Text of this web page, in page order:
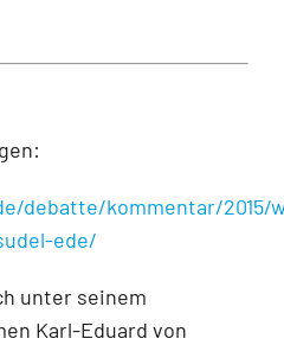
debatte/kommentar/2015/
ede/
unter seinem
Karl-Eduard von